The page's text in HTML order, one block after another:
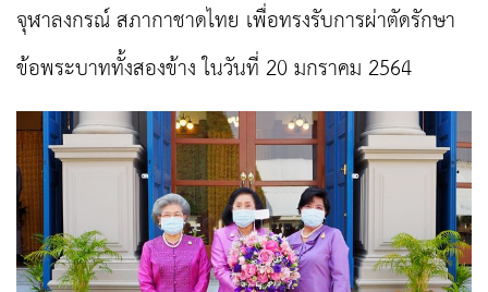
จุฬาลงกรณ์ สภากาชาดไทย เพื่อทรงรับการผ่าตัดรักษา
ข้อพระบาททั้งสองข้าง ในวันที่ 20 มกราคม 2564